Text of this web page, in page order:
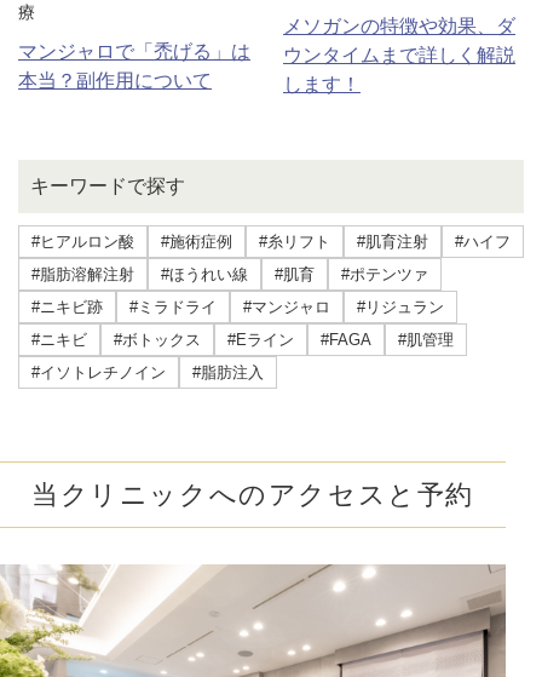
キーワードで探す
#ヒアルロン酸 #施術症例 #糸リフト #肌育注射
#ハイフ
#脂肪溶解注射
#ほうれい線 #肌育
#ポテンツァ
#ニキビ跡
#ミラドライ #マンジャロ
#リジュラン
#ニキビ
#ボトックス #Eライン #FAGA
#肌管理
#イソトレチノイン
#脂肪注入
療
マンジャロで「禿げる」は
本当？副作用について
メソガンの特徴や効果、ダ
ウンタイムまで詳しく解説
します！
当クリニックへのアクセスと予約